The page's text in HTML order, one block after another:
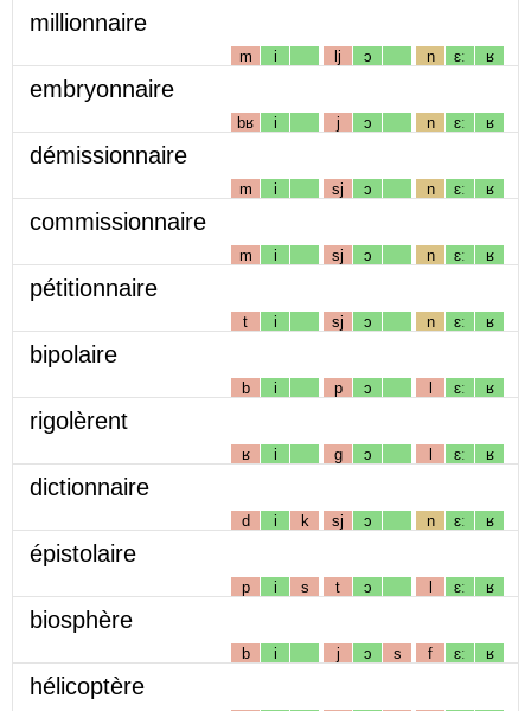
millionnaire
m i lj ɔ n ɛː ʁ
embryonnaire
bʁ i j ɔ n ɛː ʁ
démissionnaire
m i sj ɔ n ɛː ʁ
commissionnaire
m i sj ɔ n ɛː ʁ
pétitionnaire
t i sj ɔ n ɛː ʁ
bipolaire
b i p ɔ l ɛː ʁ
rigolèrent
ʁ i g ɔ l ɛː ʁ
dictionnaire
d i k sj ɔ n ɛː ʁ
épistolaire
p i s t ɔ l ɛː ʁ
biosphère
b i j ɔ s f ɛː ʁ
hélicoptère